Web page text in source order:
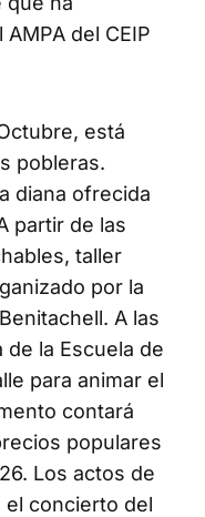
del CEIP
está
pobleras.
diana ofrecida
partir de las
taller
por la
A las
de la Escuela de
para animar el
contará
populares
Los actos de
el concierto del